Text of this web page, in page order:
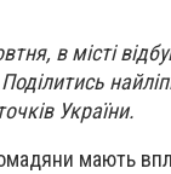
в місті
України.
мають